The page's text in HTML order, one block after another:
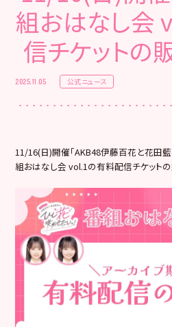
組おはなし会
信チケットの
2025.11.05 公式ニュース
11/16(日)開催「AKB48伊藤百花と花田
組おはなし会 vol.1の有料配信チケット